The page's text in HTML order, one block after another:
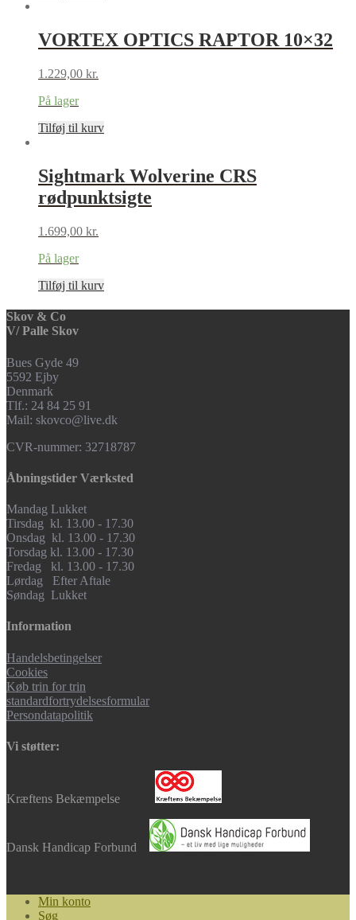
VORTEX OPTICS RAPTOR 10×32
1.229,00 kr.
På lager
Tilføj til kurv
Sightmark Wolverine CRS
rødpunktsigte
1.699,00 kr.
På lager
Tilføj til kurv
Skov & Co
V/ Palle Skov
Bues Gyde 49
5592 Ejby
Denmark
Tlf.: 24 84 25 91
Mail: skovco@live.dk
CVR-nummer: 32718787
Åbningstider Værksted
Mandag Lukket
Tirsdag kl. 13.00 - 17.30
Onsdag kl. 13.00 - 17.30
Torsdag kl. 13.00 - 17.30
Fredag kl. 13.00 - 17.30
Lørdag Efter Aftale
Søndag Lukket
Information
Handelsbetingelser
Cookies
Køb trin for trin
standardfortrydelsesformular
Persondatapolitik
Vi støtter:
Kræftens Bekæmpelse
Dansk Handicap Forbund
Min konto
Søg